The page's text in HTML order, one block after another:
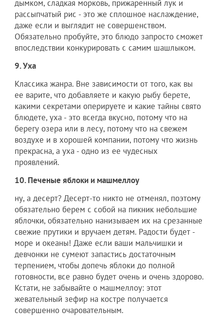
дымком, сладкая морковь, прижаренный лук и
рассыпчатый рис - это же сплошное наслаждение,
даже если и выглядит не совершенством.
Обязательно пробуйте, это блюдо запросто сможет
впоследствии конкурировать с самим шашлыком.
9. Уха
Классика жанра. Вне зависимости от того, как вы
ее варите, что добавляете и какую рыбу берете,
какими секретами оперируете и какие тайны свято
блюдете, уха - это всегда вкусно, потому что на
берегу озера или в лесу, потому что на свежем
воздухе и в хорошей компании, потому что жизнь
прекрасна, а уха - одно из ее чудесных
проявлений.
10. Печеные яблоки и машмеллоу
ну, а десерт? Десерт-то никто не отменял, поэтому
обязательно берем с собой на пикник небольшие
яблочки, обязательно нанизываем их на срезанные
свежие прутики и вручаем детям. Радости будет -
море и океаны! Даже если ваши мальчишки и
девчонки не сумеют запастись достаточным
терпением, чтобы допечь яблоки до полной
готовности, все равно будет очень и очень здорово.
Кстати, не забывайте о машмеллоу: этот
жевательный зефир на костре получается
совершенно очаровательным.